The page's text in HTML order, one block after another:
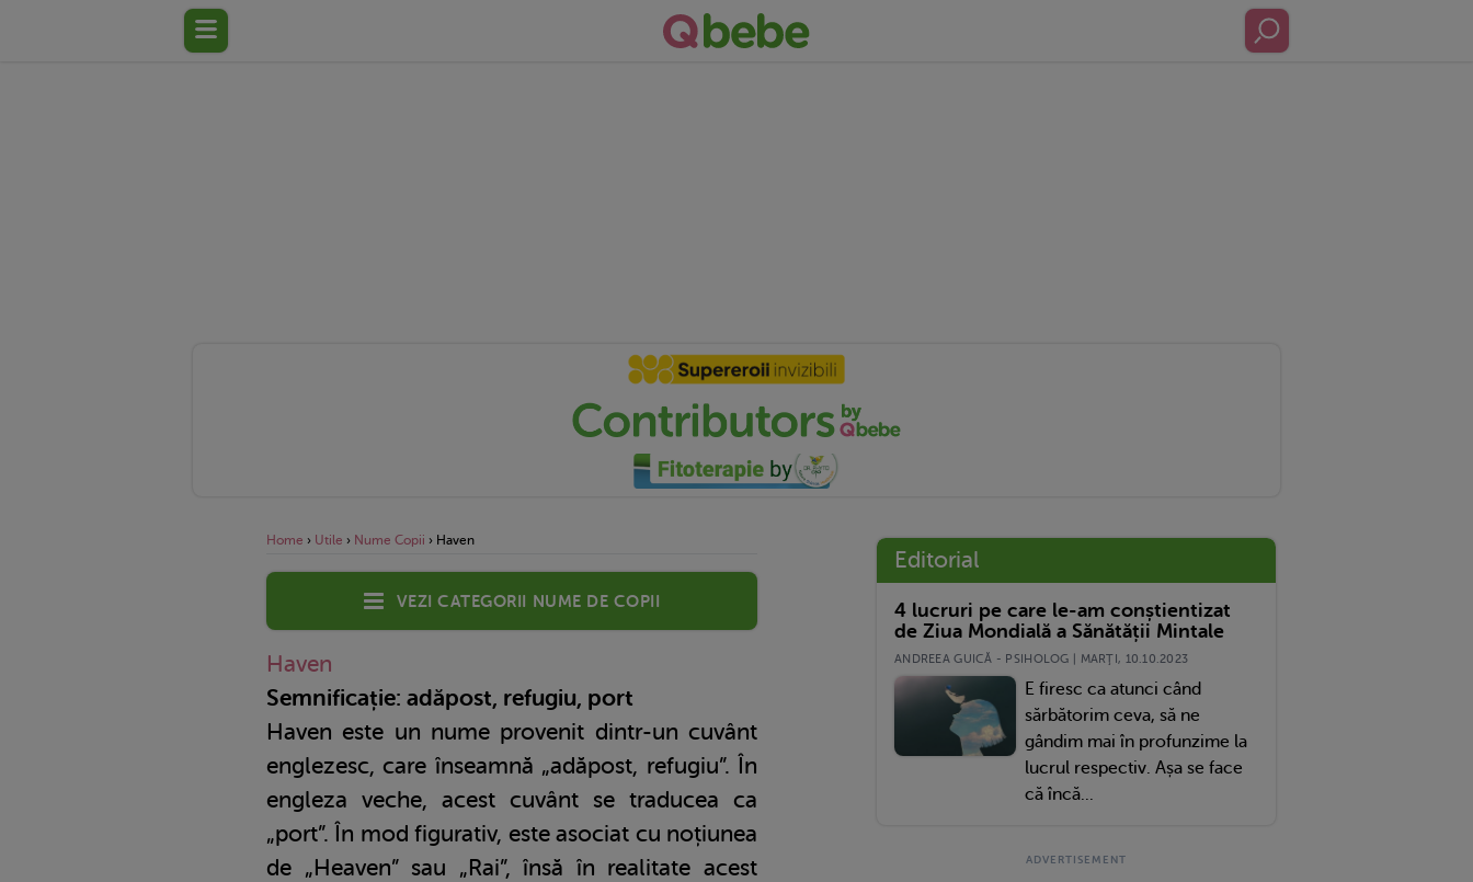
Home › Utile › Nume Copii › Haven
Vezi categorii nume de copii
Haven
Semnificație: adăpost, refugiu, port
Haven este un nume provenit dintr-un cuvânt
englezesc, care înseamnă „adăpost, refugiu”. În
engleza veche, acest cuvânt se traducea ca
„port”. În mod figurativ, este asociat cu noțiunea
de „Heaven” sau „Rai”, însă în realitate acest
Editorial
4 lucruri pe care le-am conștientizat
de Ziua Mondială a Sănătății Mintale
ANDREEA GUICĂ - PSIHOLOG | MARŢI, 10.10.2023
E firesc ca atunci când
sărbătorim ceva, să ne
gândim mai în profunzime la
lucrul respectiv. Așa se face
că încă...